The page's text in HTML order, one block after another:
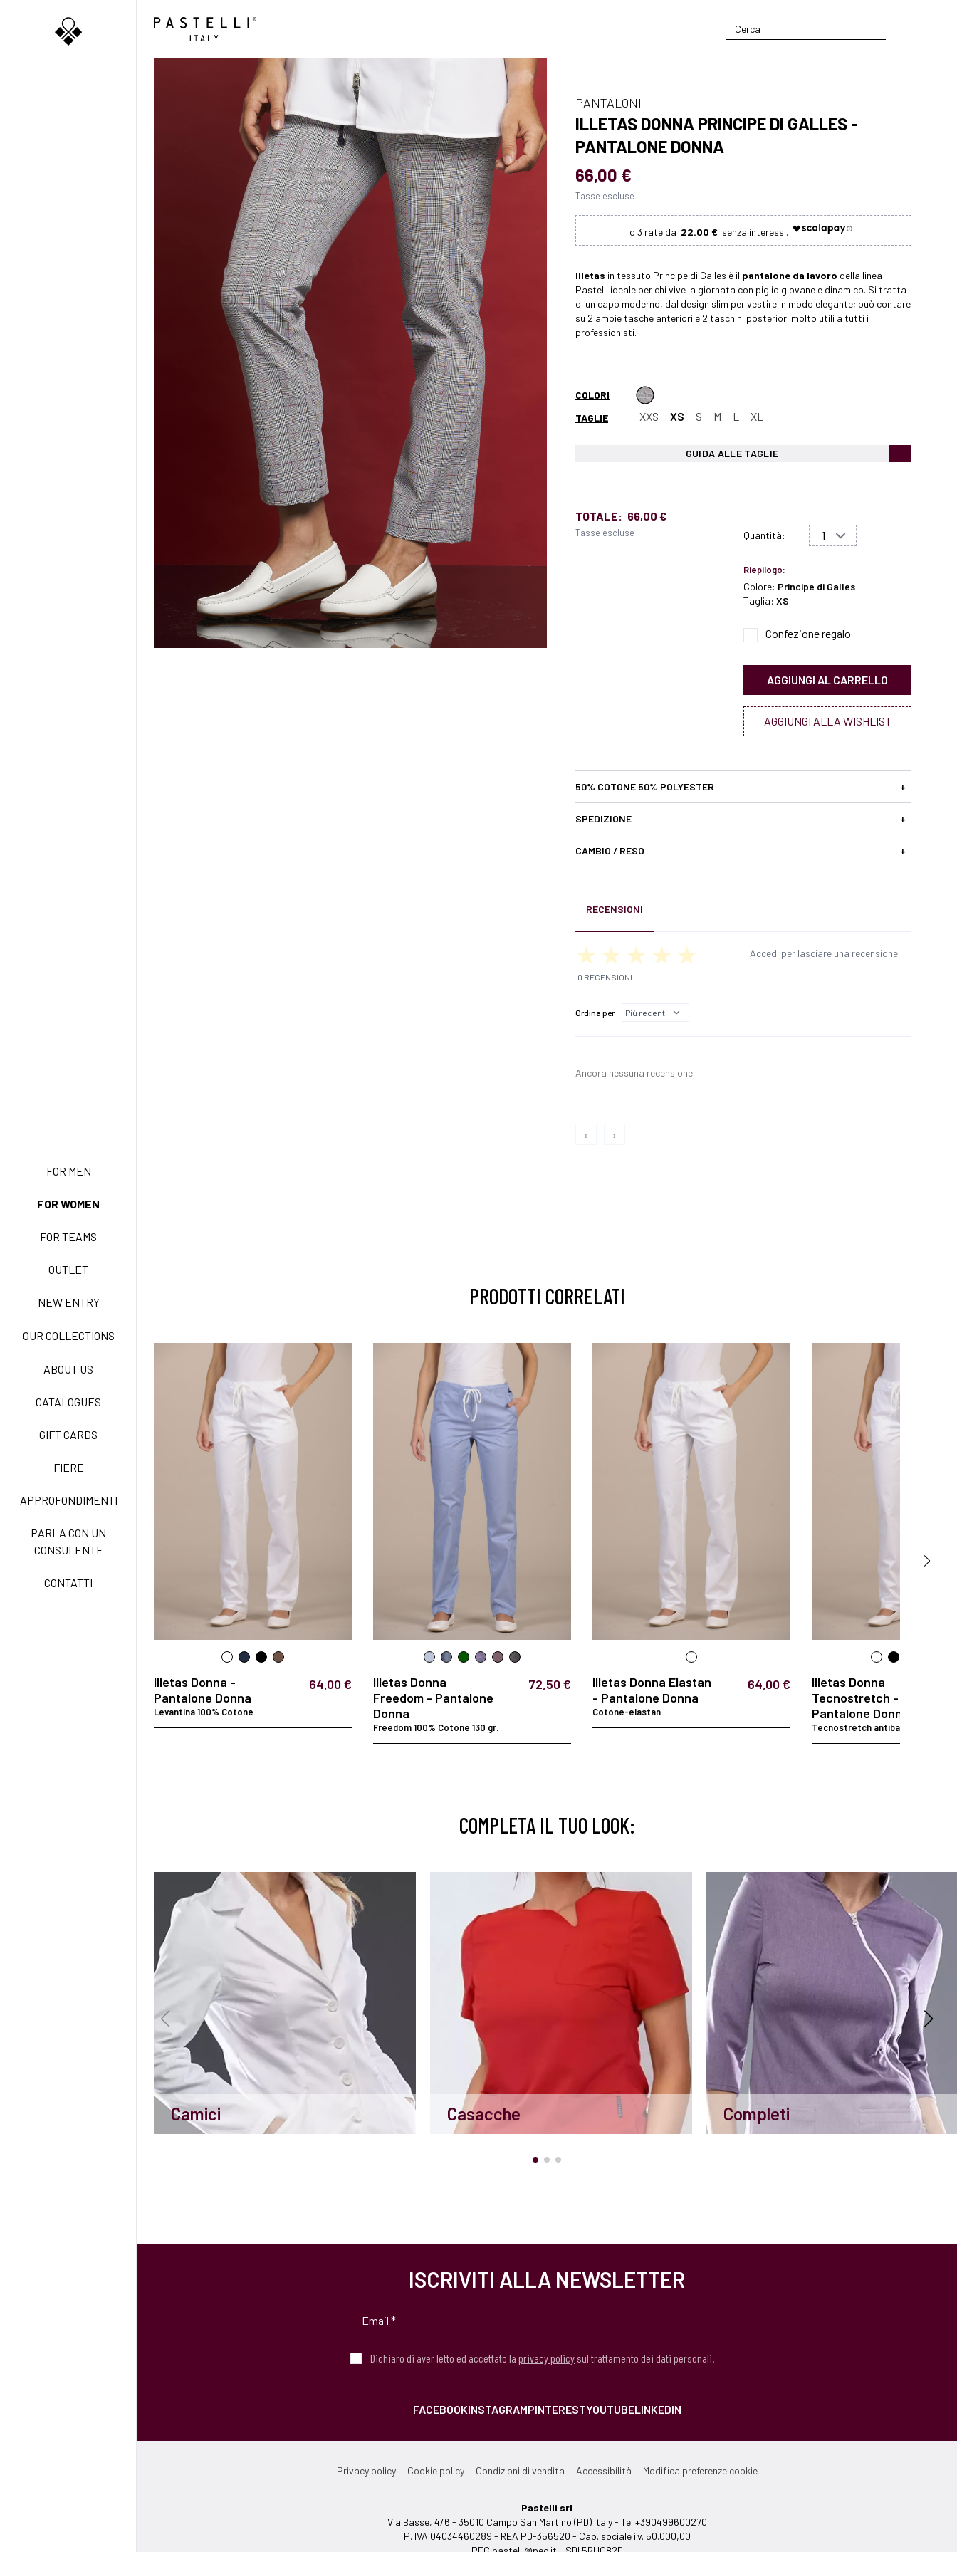
FOR MEN
FOR WOMEN
FOR TEAMS
OUTLET
NEW ENTRY
OUR COLLECTIONS
ABOUT US
CATALOGUES
GIFT CARDS
FIERE
APPROFONDIMENTI
PARLA CON UN
CONSULENTE
CONTATTI
NEW LIFE NO STIRO
TECNOSTRETCH EASY
PANTALONI
ILLETAS DONNA PRINCIPE DI GALLES -
PANTALONE DONNA
66,00 €
Tasse escluse
22.00 €
Illetas in tessuto Principe di Galles è il pantalone da lavoro della linea
Pastelli ideale per chi vive la giornata con piglio giovane e dinamico. Si tratta
di un capo moderno, dal design slim per vestire in modo elegante; può contare
su 2 ampie tasche anteriori e 2 taschini posteriori molto utili a tutti i
professionisti.
COLORI
TAGLIE
XXS XS S M L XL
GUIDA ALLE TAGLIE
TOTALE: 66,00 €
Tasse escluse Quantità:
Riepilogo:
Colore: Principe di Galles
Taglia: XS
Confezione regalo
AGGIUNGI AL CARRELLO
AGGIUNGI ALLA WISHLIST
50% COTONE 50% POLYESTER +
SPEDIZIONE +
CAMBIO / RESO +
RECENSIONI
0 RECENSIONI
Accedi per lasciare una recensione.
Ordina per
Ancora nessuna recensione.
‹ ›
PRODOTTI CORRELATI
Illetas Donna -
Pantalone Donna
64,00 €
Levantina 100% Cotone
Illetas Donna
Freedom - Pantalone
Donna
72,50 €
Freedom 100% Cotone 130 gr.
Illetas Donna Elastan
- Pantalone Donna
64,00 €
Cotone-elastan
Illetas Donna
Tecnostretch -
Pantalone Donna
Tecnostretch antibatterico
COMPLETA IL TUO LOOK:
Camici Casacche Completi
ISCRIVITI ALLA NEWSLETTER
Dichiaro di aver letto ed accettato la privacy policy sul trattamento dei dati personali.
FACEBOOKINSTAGRAMPINTERESTYOUTUBELINKEDIN
Privacy policy Cookie policy Condizioni di vendita Accessibilità Modifica preferenze cookie
Pastelli srl
Via Basse, 4/6 - 35010 Campo San Martino (PD) Italy - Tel +390499600270
P. IVA 04034460289 - REA PD-356520 - Cap. sociale i.v. 50.000,00